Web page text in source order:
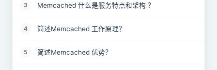
3 Memcached 什么是服务特点和架构 ？
4 简述Memcached 工作原理？
5 简述Memcached 优势？